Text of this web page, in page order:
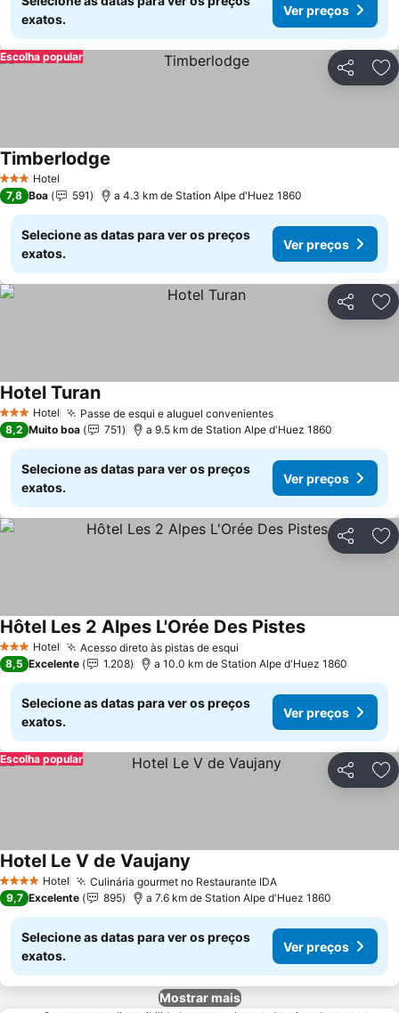
exatos.
Ver preços
Partilhar
Escolha popular
3 EstrelasHotel
Timberlodge
7,8 Boa 591 a 4.3 km de Station Alpe d'Huez 1860
Selecione as datas para ver os preços
exatos.
Ver preços
Partilhar
3 EstrelasHotel Passe de esqui e aluguel convenientes
Hotel Turan
8,2 Muito boa 751 a 9.5 km de Station Alpe d'Huez 1860
Selecione as datas para ver os preços
exatos.
Ver preços
Partilhar
3 EstrelasHotel Acesso direto às pistas de esqui
Hôtel Les 2 Alpes L'Orée Des Pistes
8,5 Excelente 1.208 a 10.0 km de Station Alpe d'Huez 1860
Selecione as datas para ver os preços
exatos.
Ver preços
Partilhar
Escolha popular
4 EstrelasHotel Culinária gourmet no Restaurante IDA
Hotel Le V de Vaujany
9,7 Excelente 895 a 7.6 km de Station Alpe d'Huez 1860
Selecione as datas para ver os preços
exatos.
Ver preços
Mostrar mais